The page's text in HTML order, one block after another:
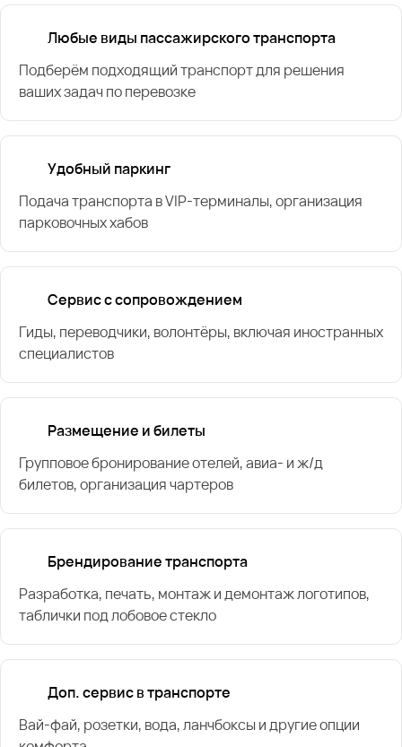
Любые виды пассажирского транспорта
Подберём подходящий транспорт для решения
ваших задач по перевозке
Удобный паркинг
Подача транспорта в VIP-терминалы, организация
парковочных хабов
Сервис с сопровождением
Гиды, переводчики, волонтёры, включая иностранных
специалистов
Размещение и билеты
Групповое бронирование отелей, авиа- и ж/д
билетов, организация чартеров
Брендирование транспорта
Разработка, печать, монтаж и демонтаж логотипов,
таблички под лобовое стекло
Доп. сервис в транспорте
Вай-фай, розетки, вода, ланчбоксы и другие опции